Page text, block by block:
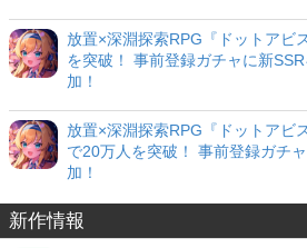
放置×深淵探索RPG『ドットアビ
を突破！ 事前登録ガチャに新
加！
放置×深淵探索RPG『ドットアビ
で20万人を突破！ 事前登録ガチ
加！
新作情報